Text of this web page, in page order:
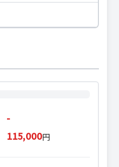
-
115,000円